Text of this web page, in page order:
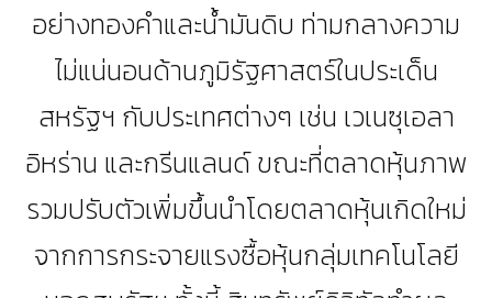
อย่างทองคำและน้ำมันดิบ ท่ามกลางความ
ไม่แน่นอนด้านภูมิรัฐศาสตร์ในประเด็น
สหรัฐฯ กับประเทศต่างๆ เช่น เวเนซุเอลา
อิหร่าน และกรีนแลนด์ ขณะที่ตลาดหุ้นภาพ
รวมปรับตัวเพิ่มขึ้นนำโดยตลาดหุ้นเกิดใหม่
จากการกระจายแรงซื้อหุ้นกลุ่มเทคโนโลยี